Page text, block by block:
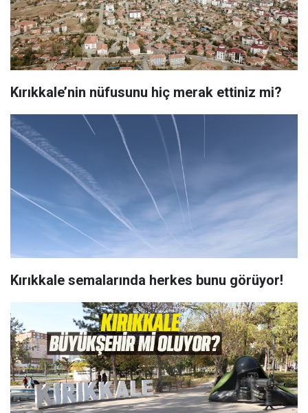
Kırıkkale’nin nüfusunu hiç merak ettiniz mi?
Kırıkkale semalarında herkes bunu görüyor!